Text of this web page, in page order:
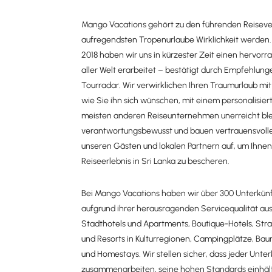
Mango Vacations gehört zu den führenden
aufregendsten Tropenurlaube Wirklichkeit
2018 haben wir uns in kürzester Zeit einen
aller Welt erarbeitet – bestätigt durch
Tourradar. Wir verwirklichen Ihren Traumurlaub
wie Sie ihn sich wünschen, mit einem
meisten anderen Reiseunternehmen unerreicht
verantwortungsbewusst und bauen
unseren Gästen und lokalen Partnern auf, um
Reiseerlebnis in Sri Lanka zu bescheren.
Bei Mango Vacations haben wir über 300
aufgrund ihrer herausragenden Servicequalität
Stadthotels und Apartments, Boutique-Hotels,
und Resorts in Kulturregionen, Campingplätze,
und Homestays. Wir stellen sicher, dass jeder
zusammenarbeiten, seine hohen Standards